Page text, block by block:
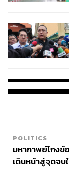
POLITICS
มหากาพย์โกง
เดินหน้าสู่จุดจบ